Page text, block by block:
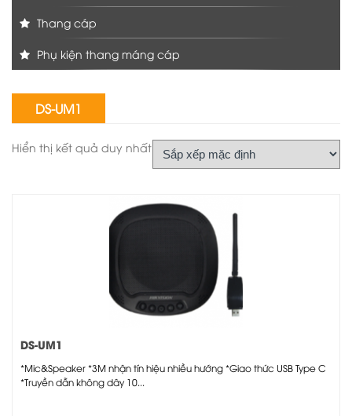
Thang cáp
Phụ kiện thang máng cáp
DS-UM1
Hiển thị kết quả duy nhất
DS-UM1
*Mic&Speaker *3M nhận tín hiệu nhiều hướng *Giao thức USB Type C
*Truyền dẫn không dây 10...